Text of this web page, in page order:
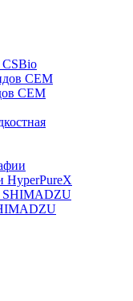
CSBio
CEM
CEM
HyperPureX
SHIMADZU